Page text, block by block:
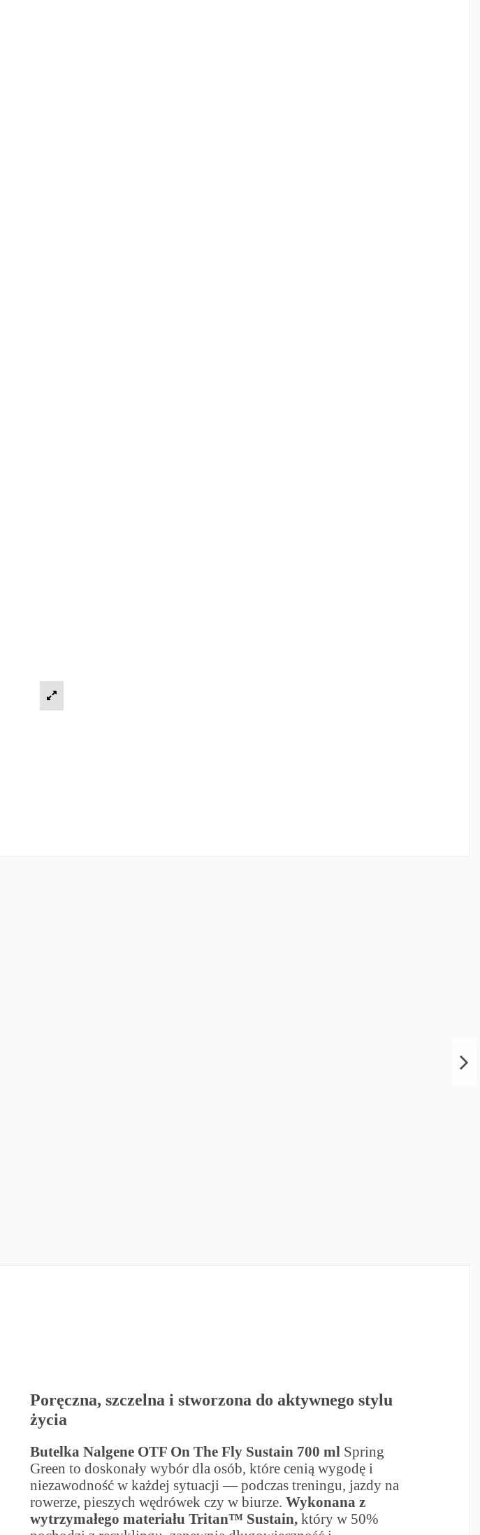
Poręczna, szczelna i stworzona do aktywnego stylu
życia
Butelka Nalgene OTF On The Fly Sustain 700 ml Spring
Green to doskonały wybór dla osób, które cenią wygodę i
niezawodność w każdej sytuacji — podczas treningu, jazdy na
rowerze, pieszych wędrówek czy w biurze. Wykonana z
wytrzymałego materiału Tritan™ Sustain,który w 50%